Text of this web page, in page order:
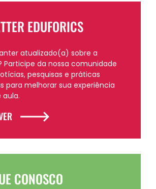
EDUFORICS
atualizado(a) sobre a
Participe da nossa comunidade
pesquisas e práticas
para melhorar sua experiência
aula.
CONOSCO